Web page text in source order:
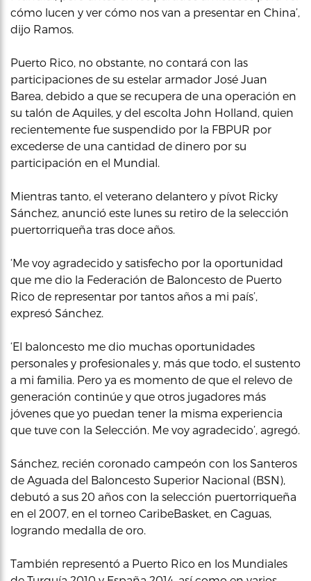
cómo lucen y ver cómo nos van a presentar en China’,
dijo Ramos.
Puerto Rico, no obstante, no contará con las
participaciones de su estelar armador José Juan
Barea, debido a que se recupera de una operación en
su talón de Aquiles, y del escolta John Holland, quien
recientemente fue suspendido por la FBPUR por
excederse de una cantidad de dinero por su
participación en el Mundial.
Mientras tanto, el veterano delantero y pívot Ricky
Sánchez, anunció este lunes su retiro de la selección
puertorriqueña tras doce años.
‘Me voy agradecido y satisfecho por la oportunidad
que me dio la Federación de Baloncesto de Puerto
Rico de representar por tantos años a mi país’,
expresó Sánchez.
‘El baloncesto me dio muchas oportunidades
personales y profesionales y, más que todo, el sustento
a mi familia. Pero ya es momento de que el relevo de
generación continúe y que otros jugadores más
jóvenes que yo puedan tener la misma experiencia
que tuve con la Selección. Me voy agradecido’, agregó.
Sánchez, recién coronado campeón con los Santeros
de Aguada del Baloncesto Superior Nacional (BSN),
debutó a sus 20 años con la selección puertorriqueña
en el 2007, en el torneo CaribeBasket, en Caguas,
logrando medalla de oro.
También representó a Puerto Rico en los Mundiales